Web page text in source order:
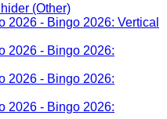
(Other)
2026 - Bingo 2026: Vertical
2026 - Bingo 2026:
2026 - Bingo 2026:
2026 - Bingo 2026: